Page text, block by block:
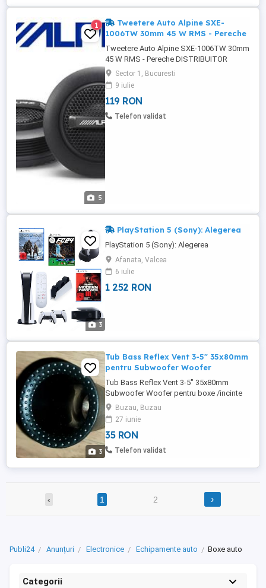
5
1
Tweetere Auto Alpine SXE-
1006TW 30mm 45 W RMS - Pereche
Tweetere Auto Alpine SXE-1006TW 30mm
45 W RMS - Pereche DISTRIBUITOR
AUTORIZAT ALPINE CU MONTAJ IN
MARILE ORASE DIN TARA LA CEL MAI BUN
PRET! Tweeterele auto ALPINE cu
structura optimizată a tweeterului din
neodymium oferă o eficiență ridicată și un
Sector 1, Bucuresti
9 iulie
119 RON
Telefon validat
3
PlayStation 5 (Sony): Alegerea
PlayStation 5 (Sony): Alegerea
Afanata, Valcea
6 iulie
1 252 RON
3
Tub Bass Reflex Vent 3-5" 35x80mm
pentru Subwoofer Woofer
Tub Bass Reflex Vent 3-5" 35x80mm
Subwoofer Woofer pentru boxe /incinte
audio, pret pe pereche
Buzau, Buzau
27 iunie
35 RON
Telefon validat
‹ 1 2 ›
Publi24 Anunțuri Electronice Echipamente auto Boxe auto
Categorii